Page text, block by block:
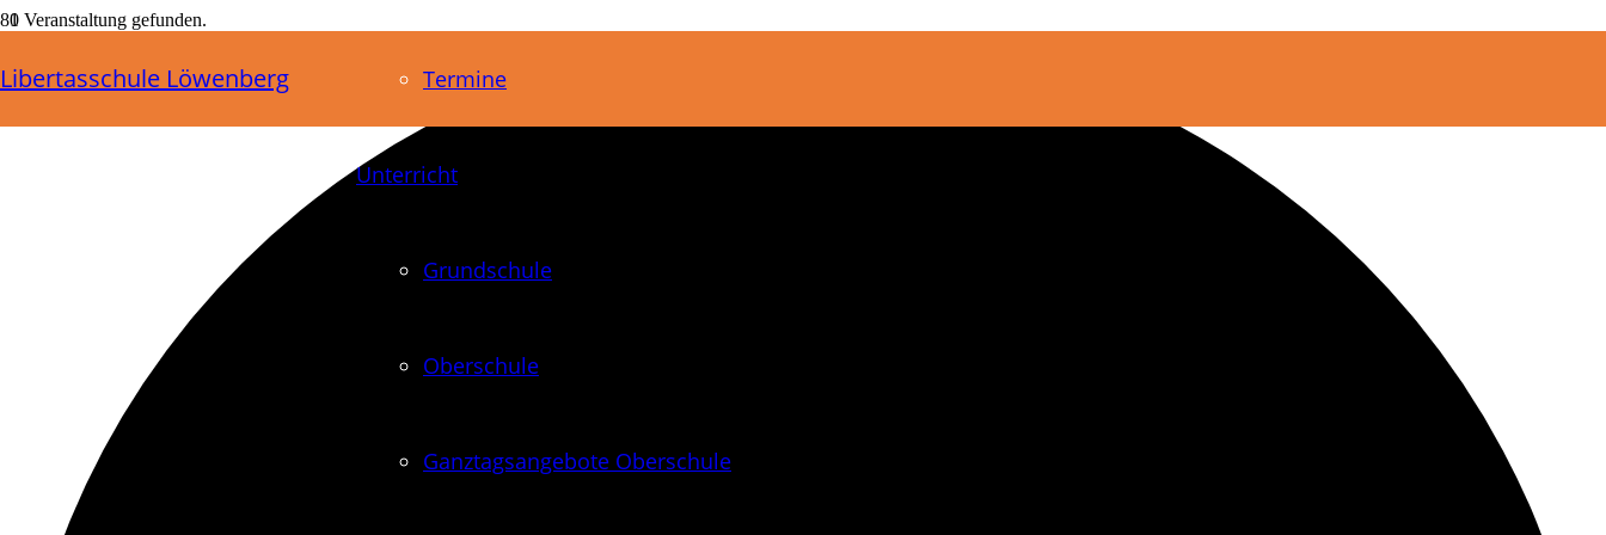
Libertasschule Löwenberg Termine
Unterricht
Grundschule
Oberschule
Ganztagsangebote Oberschule
1 Veranstaltung gefunden.